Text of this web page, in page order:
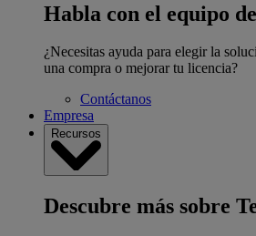
Habla con el equipo
¿Necesitas ayuda para elegir la
una compra o mejorar tu licencia?
Contáctanos
Empresa
Recursos
Descubre más sobre